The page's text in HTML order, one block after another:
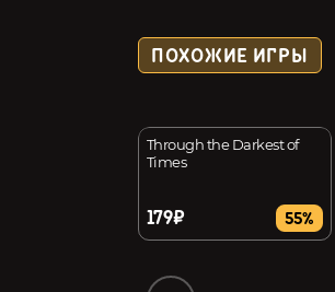
ПОХОЖИЕ ИГРЫ
Through the Darkest of
Times
179₽ 55%